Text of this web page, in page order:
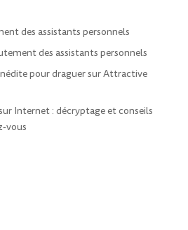
des assistants personnels
des assistants personnels
pour draguer sur Attractive
Internet : décryptage et conseils
vous